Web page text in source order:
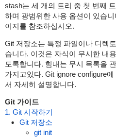
stash는 세 개의 트리 중 첫 번째
하며 광범위한 사용 옵션이 있습
이지를 참조하십시오.
Git 저장소는 특정 파일이나 디렉
습니다. 이것은 자식이 무시한 내
도록합니다. 힘내는 무시 목록을
가지고있다. Git ignore configure
서 자세히 설명합니다.
Git 가이드
1. Git 시작하기
Git 저장소
git init